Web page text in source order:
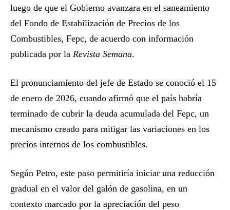
luego de que el Gobierno avanzara en el saneamiento
del Fondo de Estabilización de Precios de los
Combustibles, Fepc, de acuerdo con información
publicada por la Revista Semana.
El pronunciamiento del jefe de Estado se conoció el 15
de enero de 2026, cuando afirmó que el país habría
terminado de cubrir la deuda acumulada del Fepc, un
mecanismo creado para mitigar las variaciones en los
precios internos de los combustibles.
Según Petro, este paso permitiría iniciar una reducción
gradual en el valor del galón de gasolina, en un
contexto marcado por la apreciación del peso